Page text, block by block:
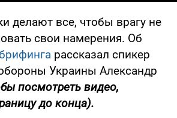
делают все, чтобы врагу не
свои намерения. Об
брифинга рассказал спикер
Украины Александр
посмотреть видео,
до конца).